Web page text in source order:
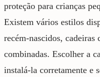
proteção para crianças
Existem vários estilos
recém-nascidos, cadeiras
combinadas. Escolher a
instalá-la corretamente e